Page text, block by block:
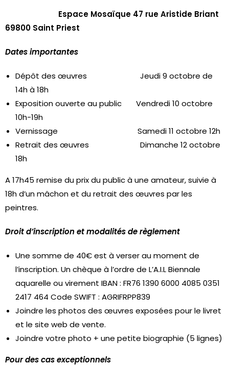
Espace Mosaïque 47 rue Aristide Briant
69800 Saint Priest
Dates importantes
Dépôt des œuvres
Jeudi 9 octobre de
14h à 18h
Exposition ouverte au public
Vendredi 10 octobre
10h-19h
Vernissage
Samedi 11 octobre 12h
Retrait des œuvres
Dimanche 12 octobre
18h
A 17h45 remise du prix du public à une amateur, suivie à
18h d’un mâchon et du retrait des œuvres par les
peintres.
Droit d’inscription et modalités de règlement
Une somme de 40€ est à verser au moment de
l’inscription. Un chèque à l’ordre de L’A.I.L Biennale
aquarelle ou virement IBAN : FR76 1390 6000 4085 0351
2417 464 Code SWIFT : AGRIFRPP839
Joindre les photos des œuvres exposées pour le livret
et le site web de vente.
Joindre votre photo + une petite biographie (5 lignes)
Pour des cas exceptionnels